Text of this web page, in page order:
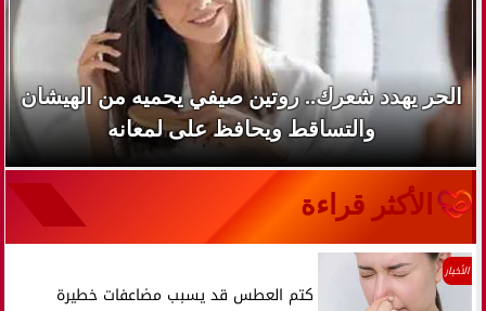
الحر يهدد شعرك.. روتين صيفي يحميه من الهيشان
والتساقط ويحافظ على لمعانه
الأكثر قراءة
الأخبار
كتم العطس قد يسبب مضاعفات خطيرة